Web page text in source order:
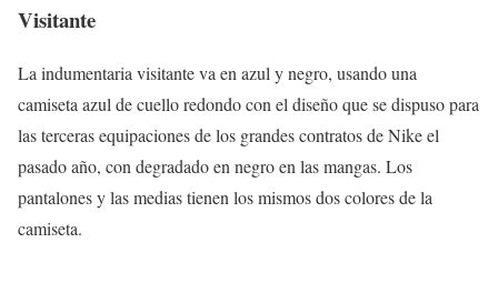
Visitante
La indumentaria visitante va en azul y negro, usando una
camiseta azul de cuello redondo con el diseño que se dispuso para
las terceras equipaciones de los grandes contratos de Nike el
pasado año, con degradado en negro en las mangas. Los
pantalones y las medias tienen los mismos dos colores de la
camiseta.